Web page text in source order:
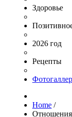
Здоровье
2026 год
Рецепты
Home /
Отношения